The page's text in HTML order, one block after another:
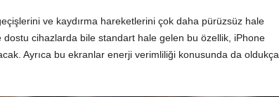
ve kaydırma hareketlerini çok daha pürüzsüz hale
dostu cihazlarda bile standart hale gelen bu özellik, iPhone
Ayrıca bu ekranlar enerji verimliliği konusunda da oldukça